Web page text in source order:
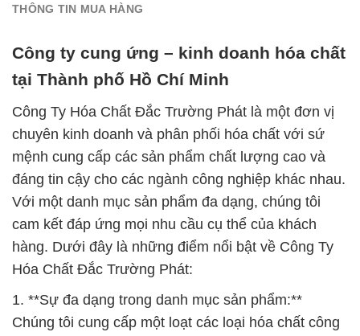
THÔNG TIN MUA HÀNG
Công ty cung ứng – kinh doanh hóa chất
tại Thành phố Hồ Chí Minh
Công Ty Hóa Chất Đắc Trường Phát là một đơn vị
chuyên kinh doanh và phân phối hóa chất với sứ
mệnh cung cấp các sản phẩm chất lượng cao và
đáng tin cậy cho các ngành công nghiệp khác nhau.
Với một danh mục sản phẩm đa dạng, chúng tôi
cam kết đáp ứng mọi nhu cầu cụ thể của khách
hàng. Dưới đây là những điểm nổi bật về Công Ty
Hóa Chất Đắc Trường Phát:
1. **Sự đa dạng trong danh mục sản phẩm:**
Chúng tôi cung cấp một loạt các loại hóa chất công